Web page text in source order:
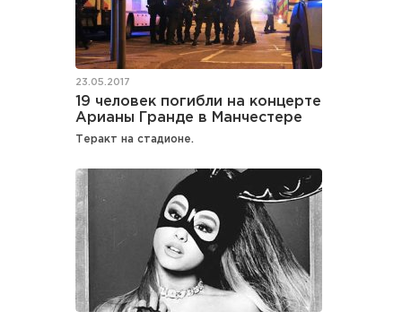
23.05.2017
19 человек погибли на концерте
Арианы Гранде в Манчестере
Теракт на стадионе.